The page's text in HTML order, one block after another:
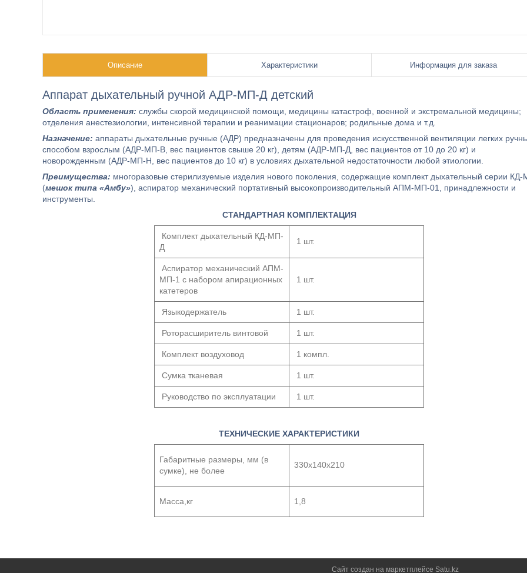
Описание Характеристики Информация для заказа
Аппарат дыхательный ручной АДР-МП-Д детский
Область применения: службы скорой медицинской помощи, медицины катастроф, военной и экстремальной медицины;
отделения анестезиологии, интенсивной терапии и реанимации стационаров; родильные дома и т.д.
Назначение: аппараты дыхательные ручные (АДР) предназначены для проведения искусственной вентиляции легких
способом взрослым (АДР-МП-В, вес пациентов свыше 20 кг), детям (АДР-МП-Д, вес пациентов от 10 до 20 кг) и
новорожденным (АДР-МП-Н, вес пациентов до 10 кг) в условиях дыхательной недостаточности любой этиологии.
Преимущества: многоразовые стерилизуемые изделия нового поколения, содержащие комплект дыхательный серии
(мешок типа «Амбу»), аспиратор механический портативный высокопроизводительный АПМ-МП-01, принадлежности и
инструменты.
СТАНДАРТНАЯ КОМПЛЕКТАЦИЯ
Комплект дыхательный КД-МП-
Д
1 шт.
Аспиратор механический АПМ-
МП-1 с набором апирационных
катетеров
1 шт.
Языкодержатель 1 шт.
Роторасширитель винтовой 1 шт.
Комплект воздуховод 1 компл.
Сумка тканевая 1 шт.
Руководство по эксплуатации 1 шт.
ТЕХНИЧЕСКИЕ ХАРАКТЕРИСТИКИ
Габаритные размеры, мм (в
сумке), не более
330х140х210
Масса,кг 1,8
Сайт создан на маркетплейсе Satu.kz